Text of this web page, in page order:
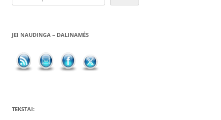
JEI NAUDINGA – DALINAMĖS
TEKSTAI: